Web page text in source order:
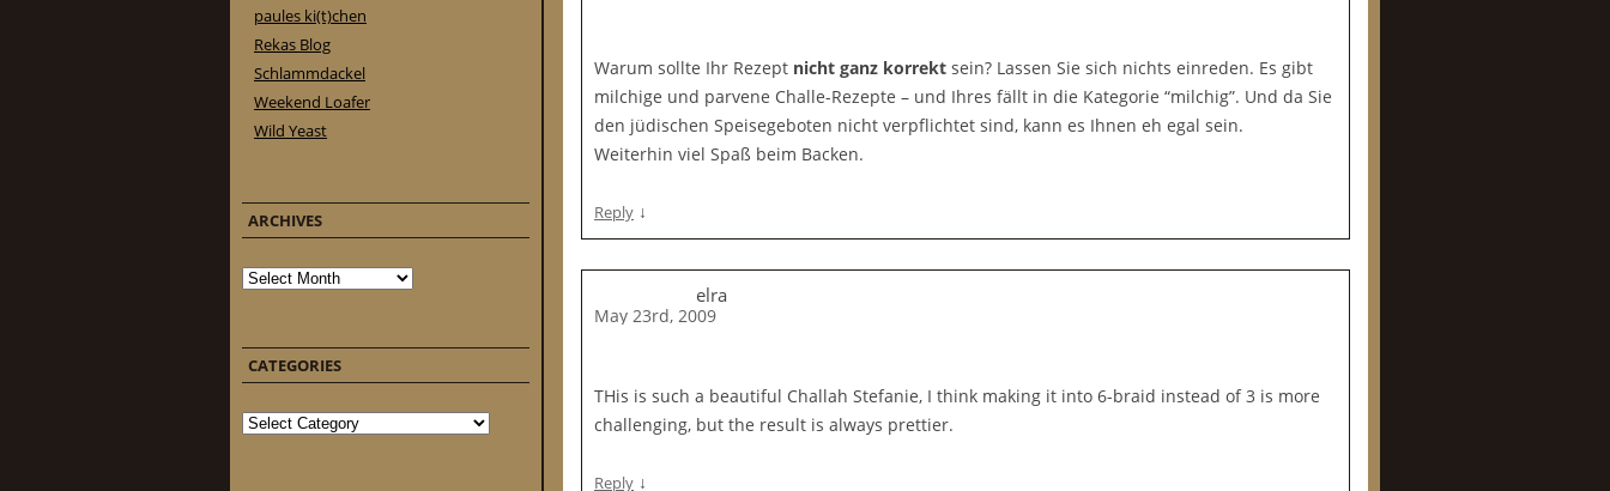
Warum sollte Ihr Rezept nicht ganz korrekt sein? Lassen Sie sich nichts einreden. Es gibt
milchige und parvene Challe-Rezepte – und Ihres fällt in die Kategorie “milchig”. Und da Sie
den jüdischen Speisegeboten nicht verpflichtet sind, kann es Ihnen eh egal sein.
Weiterhin viel Spaß beim Backen.
Reply ↓
elra
May 23rd, 2009
THis is such a beautiful Challah Stefanie, I think making it into 6-braid instead of 3 is more
challenging, but the result is always prettier.
Reply ↓
paules ki(t)chen
Rekas Blog
Schlammdackel
Weekend Loafer
Wild Yeast
ARCHIVES
Archives
CATEGORIES
Categories